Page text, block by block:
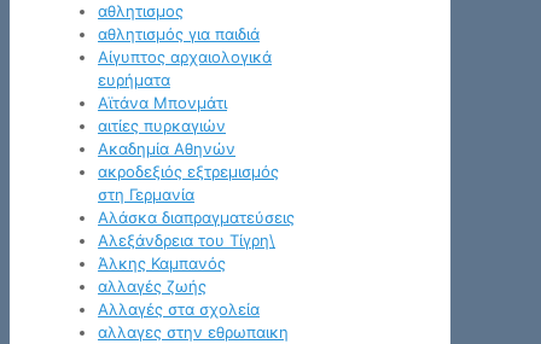
αθλητισμος
αθλητισμός για παιδιά
Αίγυπτος αρχαιολογικά
ευρήματα
Αϊτάνα Μπονμάτι
αιτίες πυρκαγιών
Ακαδημία Αθηνών
ακροδεξιός εξτρεμισμός
στη Γερμανία
Αλάσκα διαπραγματεύσεις
Αλεξάνδρεια του Τίγρη\
Άλκης Καμπανός
αλλαγές ζωής
Αλλαγές στα σχολεία
αλλαγες στην εθρωπαικη